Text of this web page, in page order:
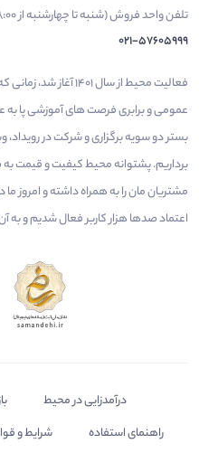
تلفن واحد فروش (شنبه تا چهارشنبه از 08:00 الی 17:00)
021-57605999
فعالیت محیط از سال
عمومی و برابری فرصت های آموزشی پا به
بستر دو سویه برگزاری و شرکت در
برداریم. پشتوانه محیط کیفیت و قیمت
مشتریان مان را به همراه داشته و
اعتماد صدها هزار کاربر فعال شدیم و به
درآمدزایی در محیط
راهنمای استفاده
شرایط و